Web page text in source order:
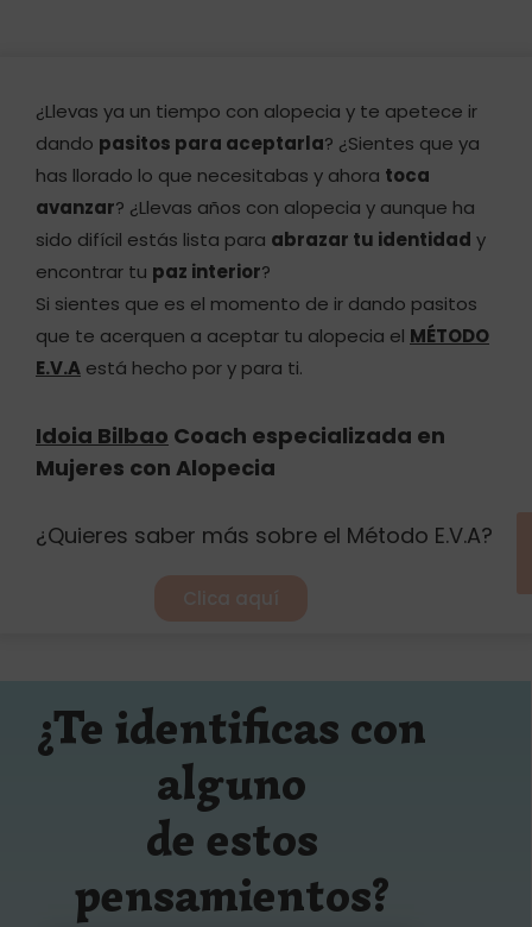
¿Llevas ya un tiempo con alopecia y te apetece ir
dando pasitos para aceptarla? ¿Sientes que ya
has llorado lo que necesitabas y ahora toca
avanzar? ¿Llevas años con alopecia y aunque ha
sido difícil estás lista para abrazar tu identidad y
encontrar tu paz interior?
Si sientes que es el momento de ir dando pasitos
que te acerquen a aceptar tu alopecia el MÉTODO
E.V.A está hecho por y para ti.
Idoia Bilbao Coach especializada en
Mujeres con Alopecia
¿Quieres saber más sobre el Método E.V.A?
Clica aquí
¿Te identificas con
alguno
de estos
pensamientos?